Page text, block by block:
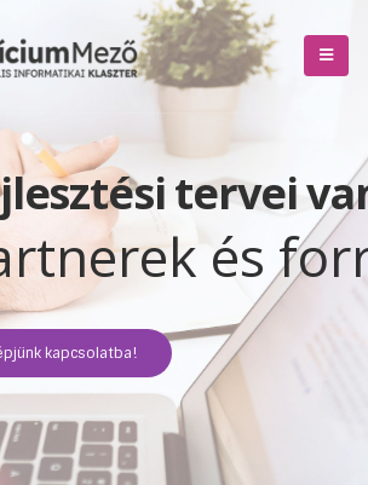
tervei
és
kapcsolatba!